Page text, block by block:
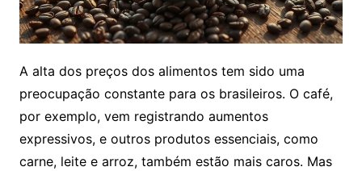
A alta dos preços dos alimentos tem sido uma
preocupação constante para os brasileiros. O café,
por exemplo, vem registrando aumentos
expressivos, e outros produtos essenciais, como
carne, leite e arroz, também estão mais caros. Mas